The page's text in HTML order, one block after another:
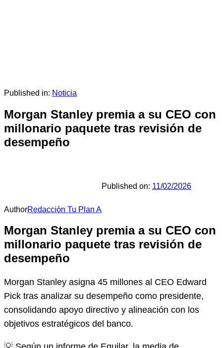
Published in: Noticia
Morgan Stanley premia a su CEO con
millonario paquete tras revisión de
desempeño
AuthorRedacción Tu Plan A
Published on: 11/02/2026
Morgan Stanley premia a su CEO con
millonario paquete tras revisión de
desempeño
Morgan Stanley asigna 45 millones al CEO Edward
Pick tras analizar su desempeño como presidente,
consolidando apoyo directivo y alineación con los
objetivos estratégicos del banco.